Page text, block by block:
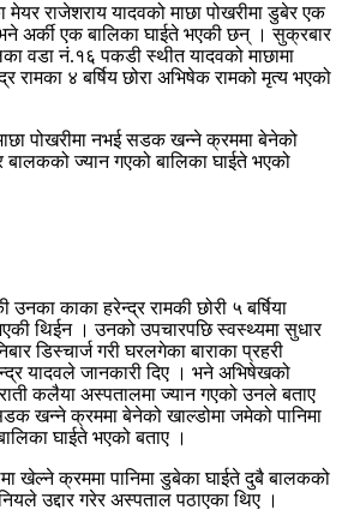
राजेशराय यादवको माछा पोखरीमा डुबेर एक
अर्की एक बालिका घाईते भएकी छन् । सुक्रबार
वडा नं.१६ पकडी स्थीत यादवको माछामा
रामका ४ बर्षिय छोरा अभिषेक रामको मृत्य भएको
पोखरीमा नभई सडक खन्ने क्रममा बेनेको
बालकको ज्यान गएको बालिका घाईते भएको
काका हरेन्द्र रामकी छोरी ५ बर्षिया
थिईन । उनको उपचारपछि स्वस्थ्यमा सुधार
डिस्चार्ज गरी घरलगेका बाराका प्रहरी
यादवले जानकारी दिए । भने अभिषेखको
कलैया अस्पतालमा ज्यान गएको उनले बताए
खन्ने क्रममा बेनेको खाल्डोमा जमेको पानिमा
घाईते भएको बताए ।
खेल्ने क्रममा पानिमा डुबेका घाईते दुबै बालकको
उद्दार गरेर अस्पताल पठाएका थिए ।